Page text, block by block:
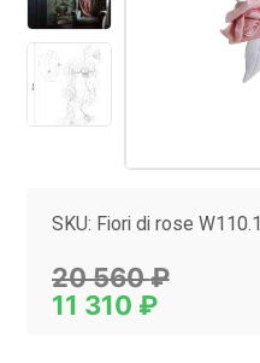
SKU: Fiori di rose W110.1
Category: БРА
20 560₽
11 310 ₽